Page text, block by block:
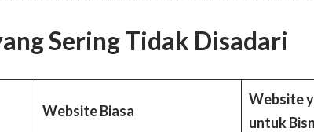
Sering Tidak Disadari
Website Biasa
Website
untuk